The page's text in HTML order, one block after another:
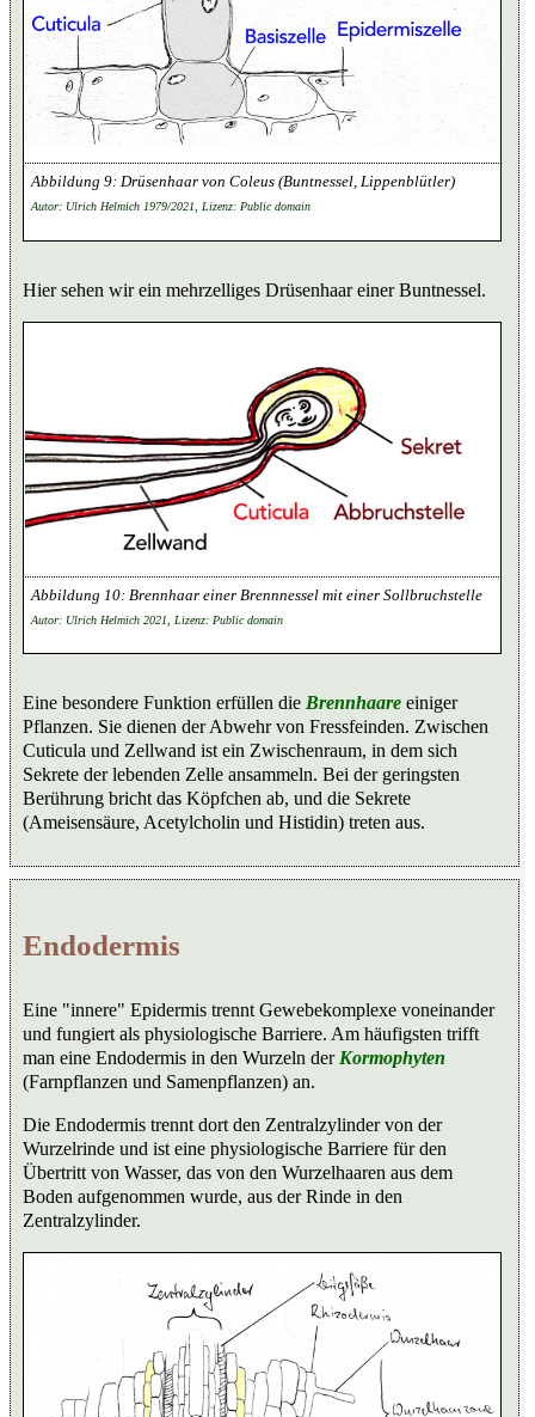
Drüsenhaar von Coleus (Buntnessel, Lippenblütler)
Autor: Ulrich Helmich 1979/2021, Lizenz: Public domain
Hier sehen wir ein mehrzelliges Drüsenhaar einer Buntnessel.
Brennhaar einer Brennnessel mit einer Sollbruchstelle
Autor: Ulrich Helmich 2021, Lizenz: Public domain
Eine besondere Funktion erfüllen die Brennhaare einiger
Pflanzen. Sie dienen der Abwehr von Fressfeinden. Zwischen
Cuticula und Zellwand ist ein Zwischenraum, in dem sich
Sekrete der lebenden Zelle ansammeln. Bei der geringsten
Berührung bricht das Köpfchen ab, und die Sekrete
(Ameisensäure, Acetylcholin und Histidin) treten aus.
Endodermis
Eine "innere" Epidermis trennt Gewebekomplexe voneinander
und fungiert als physiologische Barriere. Am häufigsten trifft
man eine Endodermis in den Wurzeln der Kormophyten
(Farnpflanzen und Samenpflanzen) an.
Die Endodermis trennt dort den Zentralzylinder von der
Wurzelrinde und ist eine physiologische Barriere für den
Übertritt von Wasser, das von den Wurzelhaaren aus dem
Boden aufgenommen wurde, aus der Rinde in den
Zentralzylinder.